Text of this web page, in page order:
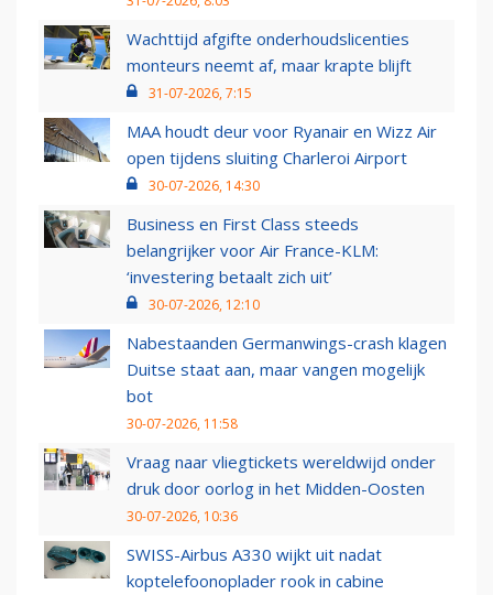
Wachttijd afgifte onderhoudslicenties
monteurs neemt af, maar krapte blijft
31-07-2026, 7:15
MAA houdt deur voor Ryanair en Wizz Air
open tijdens sluiting Charleroi Airport
30-07-2026, 14:30
Business en First Class steeds
belangrijker voor Air France-KLM:
‘investering betaalt zich uit’
30-07-2026, 12:10
Nabestaanden Germanwings-crash klagen
Duitse staat aan, maar vangen mogelijk
bot
30-07-2026, 11:58
Vraag naar vliegtickets wereldwijd onder
druk door oorlog in het Midden-Oosten
30-07-2026, 10:36
SWISS-Airbus A330 wijkt uit nadat
koptelefoonoplader rook in cabine